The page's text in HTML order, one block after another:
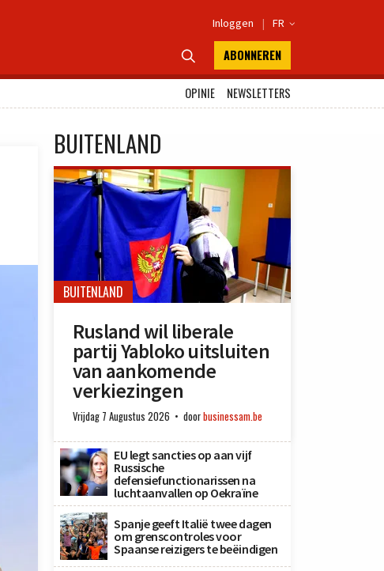
Inloggen | FR 
 ABONNEREN
OPINIE
NEWSLETTERS
BUITENLAND
BUITENLAND
Rusland wil liberale
partij Yabloko uitsluiten
van aankomende
verkiezingen
Vrijdag 7 Augustus 2026 doorbusinessam.be
EU legt sancties op aan vijf
Russische
defensiefunctionarissen na
luchtaanvallen op Oekraïne
Spanje geeft Italië twee dagen
om grenscontroles voor
Spaanse reizigers te beëindigen